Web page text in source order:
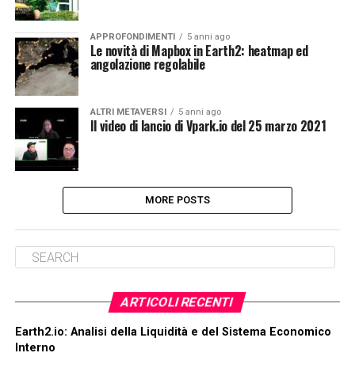
APPROFONDIMENTI 5 anni ago
Le novità di Mapbox in Earth2: heatmap ed
angolazione regolabile
ALTRI METAVERSI 5 anni ago
Il video di lancio di Vpark.io del 25 marzo 2021
MORE POSTS
ARTICOLI RECENTI
Earth2.io: Analisi della Liquidità e del Sistema Economico
Interno